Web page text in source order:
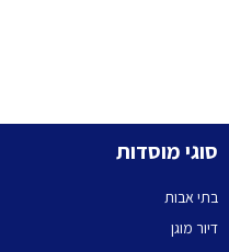
סוגי מוסדות
בתי אבות
דיור מוגן